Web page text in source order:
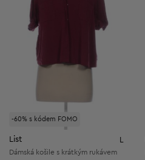
-60% s kódem FOMO
List L
Dámská košile s krátkým rukávem